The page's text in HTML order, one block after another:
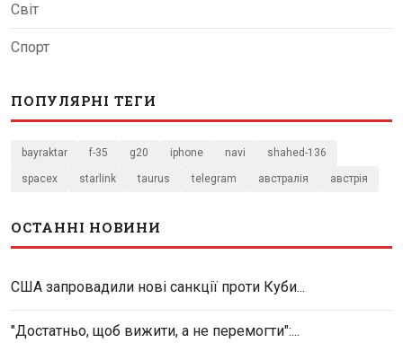
Світ
Спорт
ПОПУЛЯРНІ ТЕГИ
bayraktar f-35 g20 iphone navi shahed-136
spacex starlink taurus telegram австралія австрія
ОСТАННІ НОВИНИ
США запровадили нові санкції проти Куби...
"Достатньо, щоб вижити, а не перемогти":...